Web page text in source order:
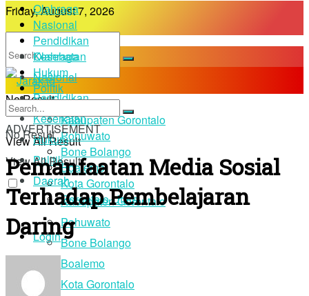
Friday, August 7, 2026
No Result
View All Result
Login
Olahraga
Nasional
Pendidikan
Kesehatan
Hukum
Politik
Daerah
Kabupaten Gorontalo
Pohuwato
Bone Bolango
Boalemo
Kota Gorontalo
Gorontalo Utara
Olahraga
Nasional
Pendidikan
Kesehatan
Hukum
Politik
Daerah
Kabupaten Gorontalo
Pohuwato
Bone Bolango
Boalemo
Kota Gorontalo
No Result
View All Result
ADVERTISEMENT
Pemanfaatan Media Sosial
Terhadap Pembelajaran
Daring